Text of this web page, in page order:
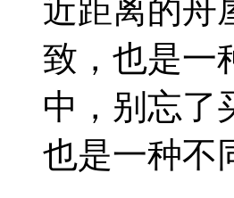
近距离的舟
致，也是一
中， 别 忘了
也是一种不